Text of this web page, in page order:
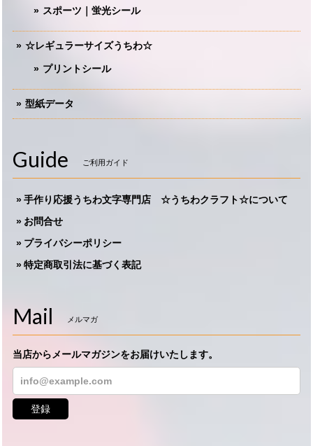
スポーツ｜蛍光シール
☆レギュラーサイズうちわ☆
プリントシール
型紙データ
Guide ご利用ガイド
手作り応援うちわ文字専門店 ☆うちわクラフト☆について
お問合せ
プライバシーポリシー
特定商取引法に基づく表記
Mail メルマガ
当店からメールマガジンをお届けいたします。
登録